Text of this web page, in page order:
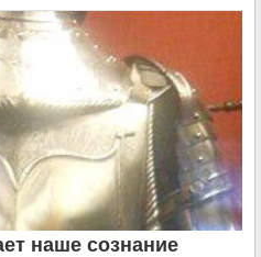
наше сознание